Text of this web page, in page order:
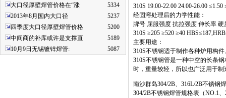
大口径厚壁焊管价格在“涨
5334
2013年8月国内大口径
5237
四季度大口径厚壁焊管价格
5200
中间商的补库或许是支撑直
5189
10月9日无锡镀锌焊管:
5087
310S 19.00-22.00 24.00-26.00
经固溶处理后的力学性能：
牌号 屈服强度 抗拉强度 伸长率 硬
310S ≥205 ≥520 ≥40
主要用途：
310S不锈钢适于制作各种炉用构
310S不锈钢管是一种中空的长条
时，重量较轻，所以也广泛用于
南沙群岛304/2B、316L/2B不锈钢
304/2B不锈钢焊管规格表（NO.1